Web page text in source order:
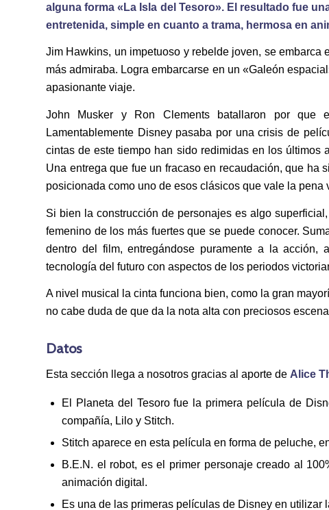
alguna forma «La Isla del Tesoro». El resultado fue
entretenida, simple en cuanto a trama, hermosa en
Jim Hawkins, un impetuoso y rebelde joven, se
más admiraba. Logra embarcarse en un «Galeón
apasionante viaje.
John Musker y Ron Clements batallaron por
Lamentablemente Disney pasaba por una crisis de
cintas de este tiempo han sido redimidas en los últimos
Una entrega que fue un fracaso en recaudación, que ha
posicionada como uno de esos clásicos que vale la pena
Si bien la construcción de personajes es algo
femenino de los más fuertes que se puede conocer.
dentro del film, entregándose puramente a la acción,
tecnología del futuro con aspectos de los periodos
A nivel musical la cinta funciona bien, como la gran
no cabe duda de que da la nota alta con preciosos
Datos
Esta sección llega a nosotros gracias al aporte de Alice
El Planeta del Tesoro fue la primera película de
compañía, Lilo y Stitch.
Stitch aparece en esta película en forma de peluche,
B.E.N. el robot, es el primer personaje creado al
animación digital.
Es una de las primeras películas de Disney en utilizar